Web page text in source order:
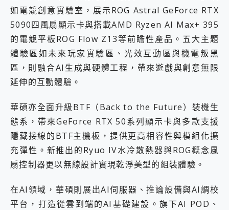
3 個超值 MHN 飛人工具分享~~ iToolab AnyGo 魔物獵人 Now飛人 ios教學 不出門也可以到處走
小體積 40000mAh 超大容量 一次充5個設備 充好充滿 CUKTECH 酷態科 300W 微型充電站 開箱 評測
97.3% 恢復率，資料救援就是這麼簡單 EaseUS Data Recovery Wizard Free 18.0.0 業界最好的資料救援軟體
磁碟系統大風吹 有了 磁碟管理程式 EaseUS Partition Master 就是這麼簡單
全新 SONY Xperia 1 VI 開箱! 相機實測! 長焦覆蓋更遠更清晰、2日長續航、頂尖影音娛樂效能~
人像旗艦 vivo V30 系列 開箱 評測! 首搭蔡司光學鏡頭、攝影棚級柔光環、拍攝功能最好玩的美拍神機 vivo V30 Pro
多個願望一次滿足 超強散熱 微星 MSI Claw A1M-026TW 電競掌機 開箱 評測
一吸完美對位 擁有超強吸力與超好用的隱磁支架 O-ONE MAG 最會吸的行動電源 開箱 評測
OPPO 哈蘇 300mm 專業增距鏡實測：Find X9 Ultra 光學長焦隨手拍，紀錄生活就是這麼簡單
Motorola edge 70 pro 及 moto g37 power上市，登錄在送飛利浦氣炸鍋
近八千元的 Soundcore Liberty 5 Pro Max，有螢幕的耳機會是智商稅嗎?
如電競創意實驗室，展示ROG Astral GeForce RTX
5090四風扇顯示卡與搭載AMD Ryzen AI Max+ 395
的電競平板ROG Flow Z13等前瞻性產品。五大主題
體驗區如未來玩家實驗區、光效互動區與機電叛黑
區，則融合AI生成與硬體工程，帶來遊戲與創意無限
延伸的互動體驗。
華碩亦全面升級BTF（Back to the Future）裝機生
態系，帶來GeForce RTX 50系列顯示卡與多款支援
隱藏接線的BTF主機板，提供更高相容性與模組化擴
充彈性。新推出的Ryuo IV水冷散熱器與ROG概念風
扇控制器更以無線設計實現乾淨美型的組裝體驗。
在AI領域，華碩則展出AI伺服器、推論設備與AI調校
平台，打造從雲到端的AI基礎建設。旗下AI POD、